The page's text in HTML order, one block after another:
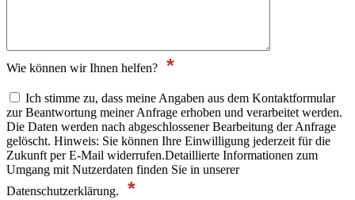
Wie können wir Ihnen helfen? *
Ich stimme zu, dass meine Angaben aus dem Kontaktformular
zur Beantwortung meiner Anfrage erhoben und verarbeitet werden.
Die Daten werden nach abgeschlossener Bearbeitung der Anfrage
gelöscht. Hinweis: Sie können Ihre Einwilligung jederzeit für die
Zukunft per E-Mail widerrufen.Detaillierte Informationen zum
Umgang mit Nutzerdaten finden Sie in unserer
Datenschutzerklärung.
*